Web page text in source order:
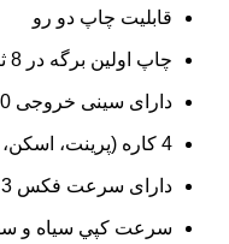
قابلیت چاپ دو رو
چاپ اولین برگه در 8 ثانیه
دارای سینی خروجی 250 برگی
4 کاره (پرينت، اسکن، کپي، فکس)
دارای سرعت فکس 3 ثانیه برای هر برگ
سرعت کپي سياه و سفيد حداکثر